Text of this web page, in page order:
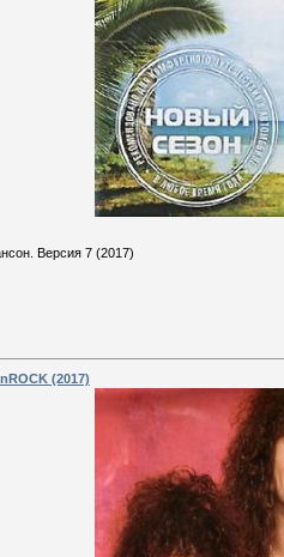
Версия 7 (2017)
(2017)